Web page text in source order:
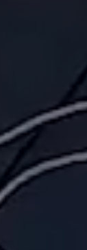
ja
selvitä
sopii